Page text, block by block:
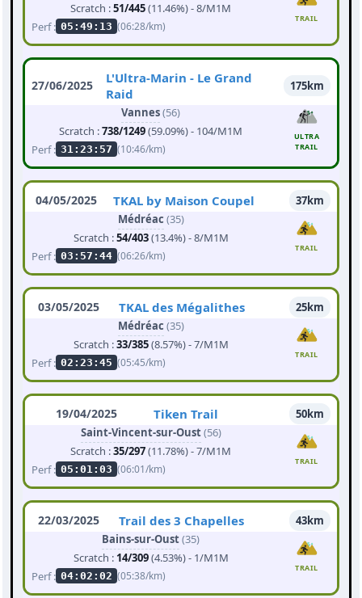
Scratch :51/445(11.46%) - 8/M1M
Perf : 05:49:13 (06:28/km)
TRAIL
27/06/2025
L'Ultra-Marin - Le Grand
Raid
175km
Vannes(56)
Scratch :738/1249(59.09%) - 104/M1M
Perf : 31:23:57 (10:46/km)
ULTRA
TRAIL
04/05/2025 TKAL by Maison Coupel
37km
Médréac (35)
Scratch :54/403(13.4%) - 8/M1M
Perf : 03:57:44 (06:26/km)
TRAIL
03/05/2025 TKAL des Mégalithes
25km
Médréac (35)
Scratch :33/385(8.57%) - 7/M1M
Perf : 02:23:45 (05:45/km)
TRAIL
19/04/2025 Tiken Trail
50km
Saint-Vincent-sur-Oust(56)
Scratch :35/297(11.78%) - 7/M1M
Perf : 05:01:03 (06:01/km)
TRAIL
22/03/2025 Trail des 3 Chapelles
43km
Bains-sur-Oust(35)
Scratch : 14/309(4.53%) - 1/M1M
Perf : 04:02:02 (05:38/km)
TRAIL